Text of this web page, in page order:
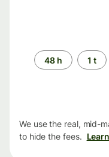
Time
period
48 h 1 t
We use the real, mid-
to hide the fees.